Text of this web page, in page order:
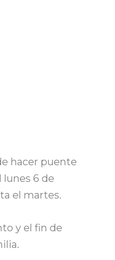
hacer puente
6 de
el martes.
y el fin de